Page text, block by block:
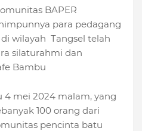
BAPER
para pedagang
wilayah Tangsel telah
silaturahmi dan
Bambu
4 mei 2024 malam, yang
100 orang dari
pencinta batu